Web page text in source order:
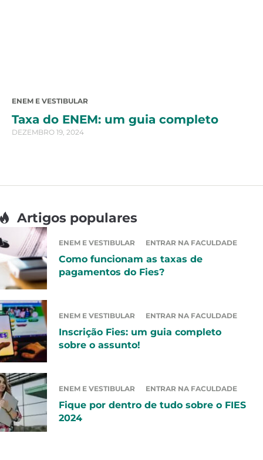
ENEM E VESTIBULAR
Taxa do ENEM: um guia completo
DEZEMBRO 19, 2024
Artigos populares
ENEM E VESTIBULAR ENTRAR NA FACULDADE
Como funcionam as taxas de
pagamentos do Fies?
ENEM E VESTIBULAR ENTRAR NA FACULDADE
Inscrição Fies: um guia completo
sobre o assunto!
ENEM E VESTIBULAR ENTRAR NA FACULDADE
Fique por dentro de tudo sobre o FIES
2024